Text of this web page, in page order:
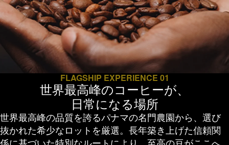
FLAGSHIP EXPERIENCE 01
世界最高峰のコーヒーが、
日常になる場所
世界最高峰の品質を誇るパナマの名門農園から、選び
抜かれた希少なロットを厳選。長年築き上げた信頼関